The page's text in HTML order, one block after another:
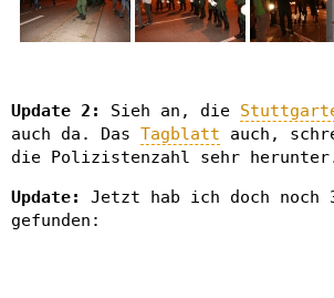
Update 2: Sieh an, die
auch da. Das Tagblatt auch,
die Polizistenzahl sehr
Update:
Jetzt hab ich doch noch
gefunden: